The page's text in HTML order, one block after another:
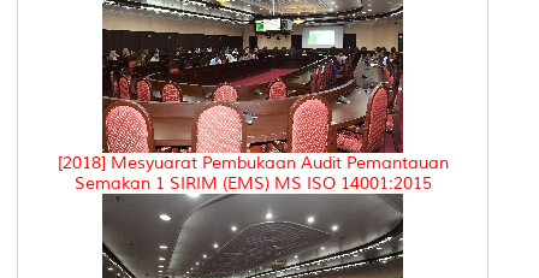
[2018] Mesyuarat Pembukaan Audit Pemantauan
Semakan 1 SIRIM (EMS) MS ISO 14001:2015